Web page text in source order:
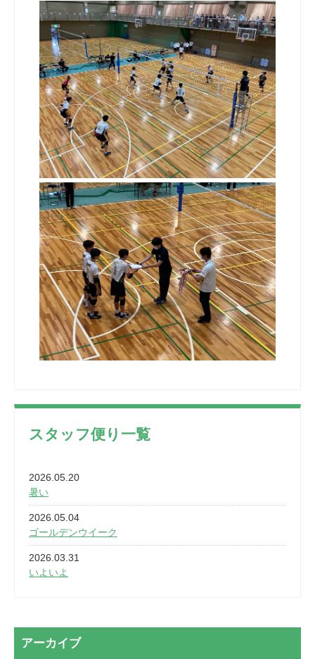
スタッフ便り一覧
2026.05.20
暑い
2026.05.04
ゴールデンウイーク
2026.03.31
いよいよ
2026.03.20
なぎなた
アーカイブ